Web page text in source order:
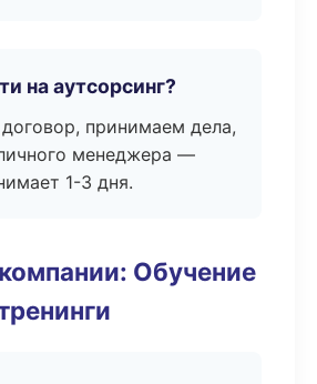
на аутсорсинг?
принимаем дела,
менеджера —
1-3 дня.
Обучение